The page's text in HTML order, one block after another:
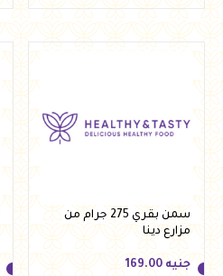
سمن بقري 275 جرام من
مزارع دينا
جنيه 169.00